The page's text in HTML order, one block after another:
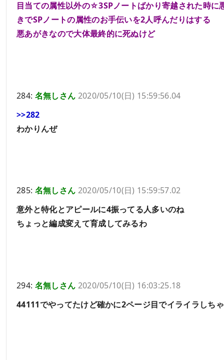
目当ての属性以外の☆3SPノートばかり寄越された時に
きでSPノートの属性のお手伝いを2人呼んだりはする
悪あがきなので大体最終的に死ぬけど
284: 名無しさん 2020/05/10(日) 15:59:56.04
>>282
わかりんぜ
285: 名無しさん 2020/05/10(日) 15:59:57.02
意外と特化とアピールに4振ってる人多いのね
ちょっと編成変えて育成してみるわ
294: 名無しさん 2020/05/10(日) 16:03:25.18
44111でやってたけど確かに2ページ目でイライラしち